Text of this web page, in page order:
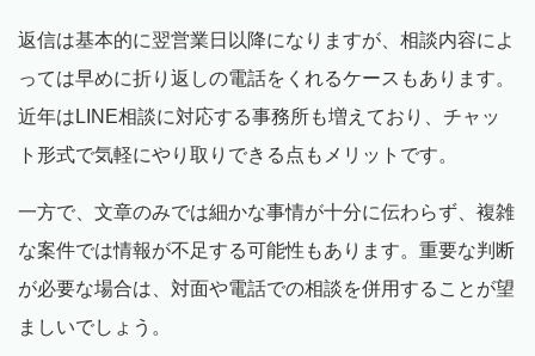
返信は基本的に翌営業日以降になりますが、相談内容によ
っては早めに折り返しの電話をくれるケースもあります。
近年はLINE相談に対応する事務所も増えており、チャッ
ト形式で気軽にやり取りできる点もメリットです。
一方で、文章のみでは細かな事情が十分に伝わらず、複雑
な案件では情報が不足する可能性もあります。重要な判断
が必要な場合は、対面や電話での相談を併用することが望
ましいでしょう。